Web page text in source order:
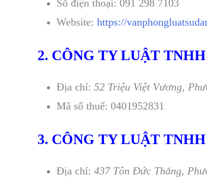
Số điện thoại: 091 298 7103
Website: https://
2. CÔNG TY LUẬT
Địa chỉ: 52 Triệu Việt Vương,
Mã số thuế: 0401952831
3. CÔNG TY LUẬT
Địa chỉ: 437 Tôn Đức Thắng,